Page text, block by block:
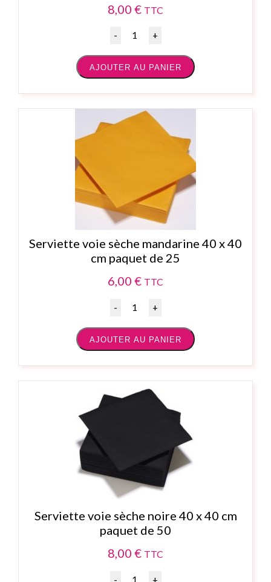
8,00 € TTC
Quantité
AJOUTER AU PANIER
Serviette voie sèche mandarine 40 x 40
cm paquet de 25
6,00 € TTC
Quantité
AJOUTER AU PANIER
Serviette voie sèche noire 40 x 40 cm
paquet de 50
8,00 € TTC
Quantité